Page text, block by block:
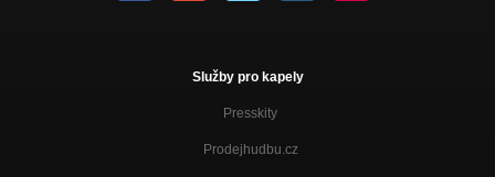
Služby pro kapely
Presskity
Prodejhudbu.cz